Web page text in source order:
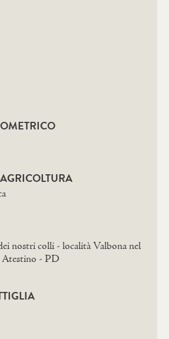
nostri colli - località Valbona nel
- PD